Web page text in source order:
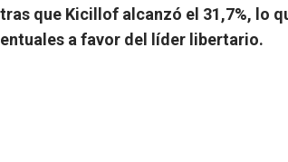
que Kicillof alcanzó el 31,7%, lo
a favor del líder libertario.